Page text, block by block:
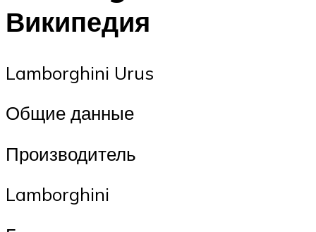
Википедия
Lamborghini Urus
Общие данные
Производитель
Lamborghini